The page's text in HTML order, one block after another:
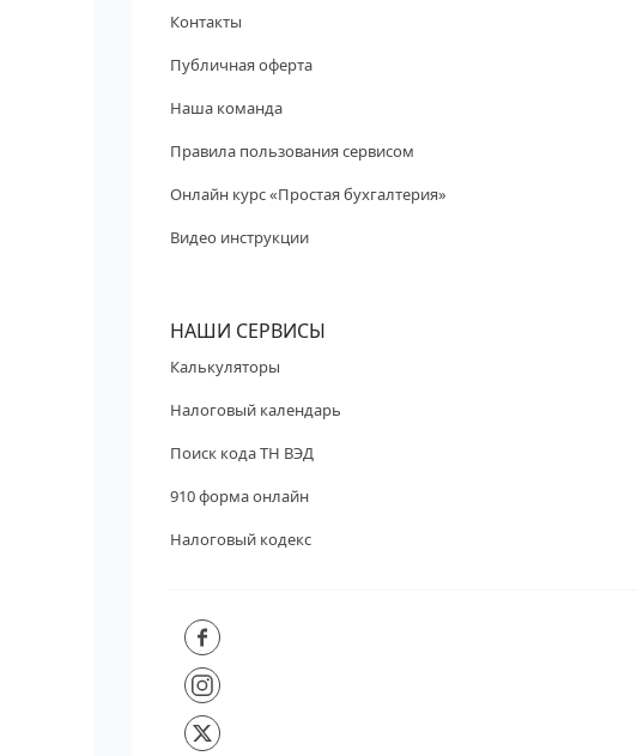
Контакты
Публичная оферта
Наша команда
Правила пользования сервисом
Онлайн курс «Простая бухгалтерия»
Видео инструкции
НАШИ СЕРВИСЫ
Калькуляторы
Налоговый календарь
Поиск кода ТН ВЭД
910 форма онлайн
Налоговый кодекс